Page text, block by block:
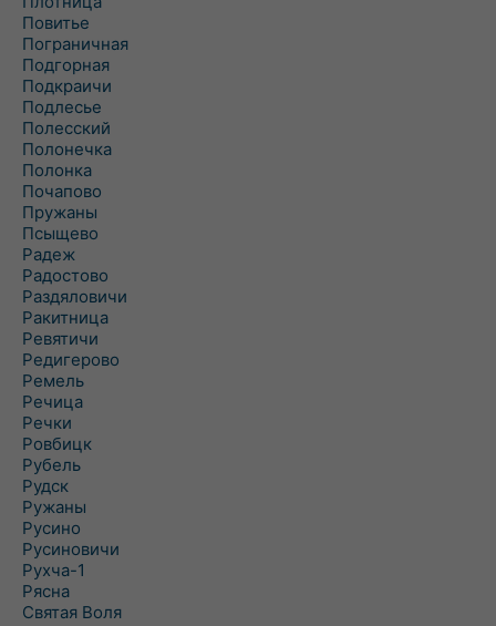
Повитье
Пограничная
Подгорная
Подкраичи
Подлесье
Полесский
Полонечка
Полонка
Почапово
Пружаны
Псыщево
Радеж
Радостово
Раздяловичи
Ракитница
Ревятичи
Редигерово
Ремель
Речица
Речки
Ровбицк
Рубель
Рудск
Ружаны
Русино
Русиновичи
Рухча-1
Рясна
Святая Воля